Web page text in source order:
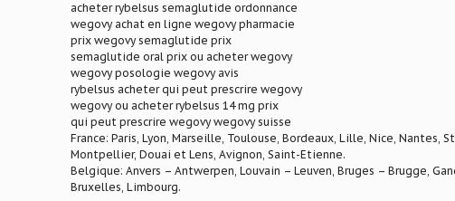
acheter rybelsus semaglutide ordonnance
wegovy achat en ligne wegovy pharmacie
prix wegovy semaglutide prix
semaglutide oral prix ou acheter wegovy
wegovy posologie wegovy avis
rybelsus acheter qui peut prescrire wegovy
wegovy ou acheter rybelsus 14 mg prix
qui peut prescrire wegovy wegovy suisse
France: Paris, Lyon, Marseille, Toulouse, Bordeaux, Lille, Nice, Nantes,
Montpellier, Douai et Lens, Avignon, Saint-Etienne.
Belgique: Anvers – Antwerpen, Louvain – Leuven, Bruges – Brugge,
Bruxelles, Limbourg.